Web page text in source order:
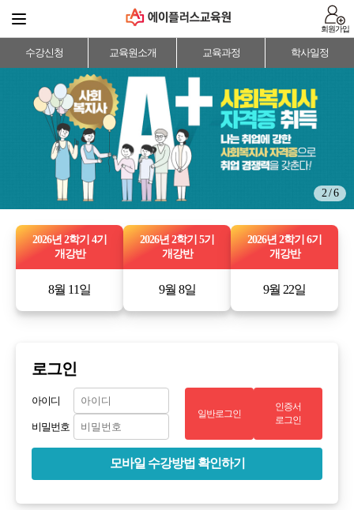
회원가입
수강신청 교육원소개 교육과정 학사일정
2 / 6
2026년 2학기 4기
개강반
8월 11일
2026년 2학기 5기
개강반
9월 8일
2026년 2학기 6기
개강반
9월 22일
로그인
아이디
비밀번호
일반로그인
인증서
로그인
모바일 수강방법 확인하기